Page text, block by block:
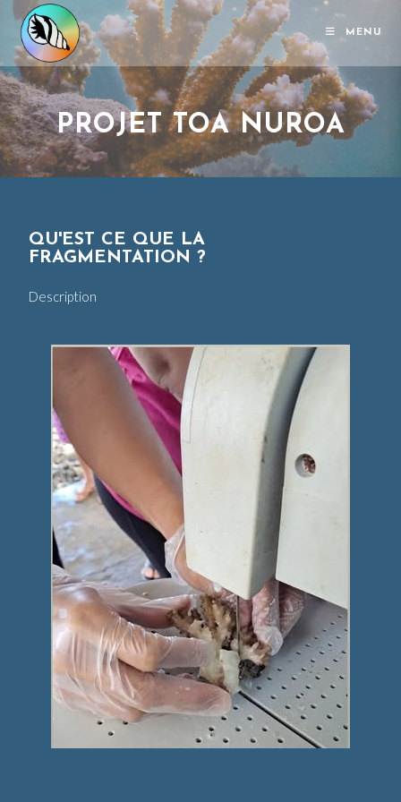
MENU
PROJET TOA NUROA
QU'EST CE QUE LA
FRAGMENTATION ?
Description